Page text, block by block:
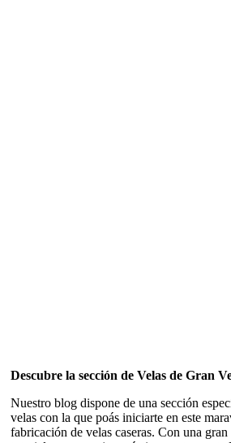
Descubre la sección de Velas de Gran
Nuestro blog dispone de una sección
velas con la que poás iniciarte en este
fabricación de velas caseras. Con una gran